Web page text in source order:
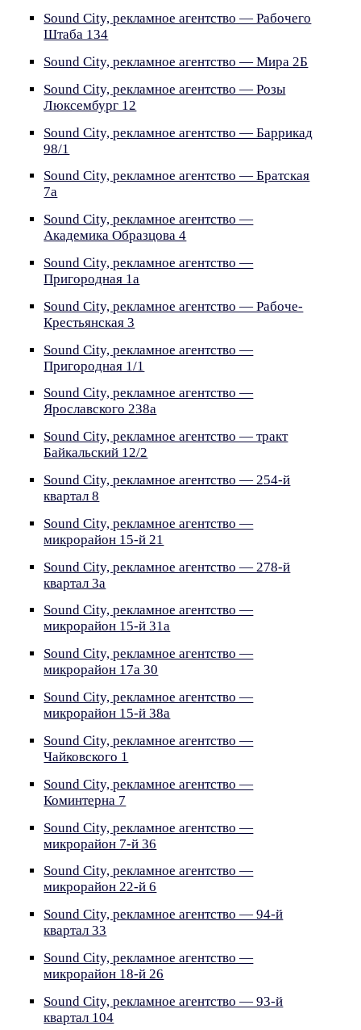
Sound City, рекламное агентство — Рабочего
Штаба 134
Sound City, рекламное агентство — Мира 2Б
Sound City, рекламное агентство — Розы
Люксембург 12
Sound City, рекламное агентство — Баррикад
98/1
Sound City, рекламное агентство — Братская
7а
Sound City, рекламное агентство —
Академика Образцова 4
Sound City, рекламное агентство —
Пригородная 1а
Sound City, рекламное агентство — Рабоче-
Крестьянская 3
Sound City, рекламное агентство —
Пригородная 1/1
Sound City, рекламное агентство —
Ярославского 238а
Sound City, рекламное агентство — тракт
Байкальский 12/2
Sound City, рекламное агентство — 254-й
квартал 8
Sound City, рекламное агентство —
микрорайон 15-й 21
Sound City, рекламное агентство — 278-й
квартал 3а
Sound City, рекламное агентство —
микрорайон 15-й 31а
Sound City, рекламное агентство —
микрорайон 17а 30
Sound City, рекламное агентство —
микрорайон 15-й 38а
Sound City, рекламное агентство —
Чайковского 1
Sound City, рекламное агентство —
Коминтерна 7
Sound City, рекламное агентство —
микрорайон 7-й 36
Sound City, рекламное агентство —
микрорайон 22-й 6
Sound City, рекламное агентство — 94-й
квартал 33
Sound City, рекламное агентство —
микрорайон 18-й 26
Sound City, рекламное агентство — 93-й
квартал 104